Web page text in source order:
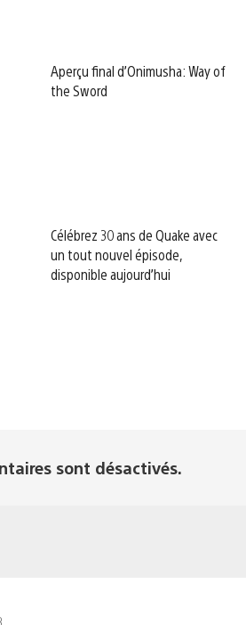
Aperçu final d’Onimusha: Way of
the Sword
Célébrez 30 ans de Quake avec
un tout nouvel épisode,
disponible aujourd’hui
sont désactivés.